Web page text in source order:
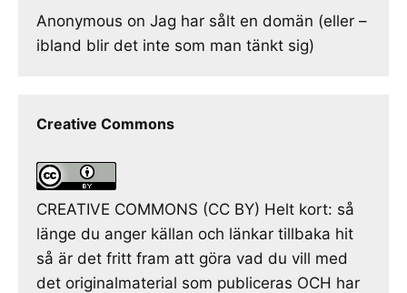
Anonymous on Jag har sålt en domän (eller –
ibland blir det inte som man tänkt sig)
Creative Commons
CREATIVE COMMONS (CC BY) Helt kort: så
länge du anger källan och länkar tillbaka hit
så är det fritt fram att göra vad du vill med
det originalmaterial som publiceras OCH har